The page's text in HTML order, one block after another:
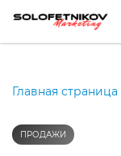
Главная страница
ПРОДАЖИ